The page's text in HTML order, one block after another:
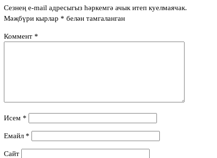
Сезнең e-mail адресыгыз һәркемгә ачык итеп куелмаячак.
Мәҗбүри кырлар * белән тамгаланган
Коммент *
Исем *
Емайл *
Сайт